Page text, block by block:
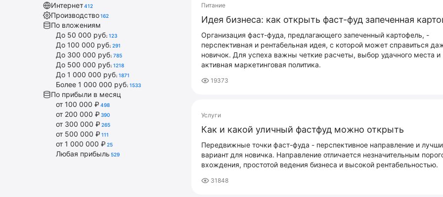
Интернет412
Производство162
По вложениям
До 50 000 руб. 123
До 100 000 руб. 291
До 300 000 руб. 785
До 500 000 руб. 1218
До 1 000 000 руб. 1871
Более 1 000 000 руб. 1533
По прибыли в месяц
от 100 000 ₽ 498
от 200 000 ₽ 390
от 300 000 ₽ 265
от 500 000 ₽ 111
от 1 000 000 ₽ 25
Любая прибыль 529
Питание
Идея бизнеса: как открыть фаст-фуд запеченная
Организация фаст-фуда, предлагающего запеченный картофель, -
перспективная и рентабельная идея, с которой может справиться
новичок. Для успеха важны четкие расчеты, выбор удачного места и
активная маркетинговая политика.
19373
Услуги
Как и какой уличный фастфуд можно открыть
Передвижные точки фаст-фуда - перспективное направление и
вариант для новичка. Направление отличается незначительным
вхождения, простотой ведения бизнеса и высокой рентабельностью.
31848